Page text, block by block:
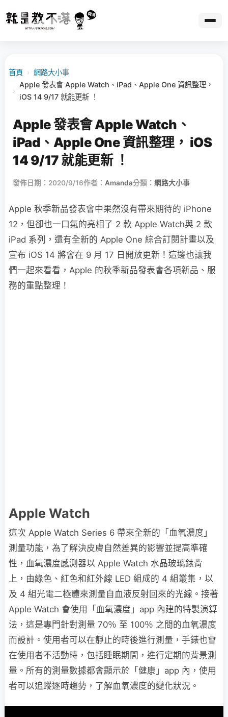
首頁 › 網路大小事
›
Apple 發表會 Apple Watch、iPad、Apple One 資訊整理，
iOS 14 9/17 就能更新 ！
Apple 發表會 Apple Watch、
iPad、Apple One 資訊整理， iOS
14 9/17 就能更新 ！
發佈日期：2020/9/16作者： Amanda分類： 網路大小事
Apple 秋季新品發表會中果然沒有帶來期待的 iPhone
12，但卻也一口氣的亮相了 2 款 Apple Watch與 2 款
iPad 系列，還有全新的 Apple One 綜合訂閱計畫以及
宣布 iOS 14 將會在 9 月 17 日開放更新！這邊也讓我
們一起來看看，Apple 的秋季新品發表會各項新品、服
務的重點整理！
Apple Watch
這次 Apple Watch Series 6 帶來全新的「血氧濃度」
測量功能，為了解決皮膚自然差異的影響並提高準確
性，血氧濃度感測器以 Apple Watch 水晶玻璃錶背
上，由綠色、紅色和紅外線 LED 組成的 4 組叢集，以
及 4 組光電二極體來測量自血液反射回來的光線。接著
Apple Watch 會使用「血氧濃度」app 內建的特製演算
法，這是專門針對測量 70％ 至 100％ 之間的血氧濃度
而設計。使用者可以在靜止的時後進行測量，手錶也會
在使用者不活動時，包括睡眠期間，進行定期的背景測
量。所有的測量數據都會顯示於「健康」app 內，使用
者可以追蹤逐時趨勢，了解血氧濃度的變化狀況。